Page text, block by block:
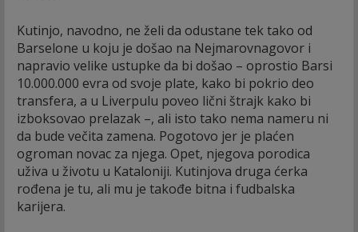
Kutinjo, navodno, ne želi da odustane tek tako od
Barselone u koju je došao na Nejmarovnagovor i
napravio velike ustupke da bi došao – oprostio Barsi
10.000.000 evra od svoje plate, kako bi pokrio deo
transfera, a u Liverpulu poveo lični štrajk kako bi
izboksovao prelazak –, ali isto tako nema nameru ni
da bude večita zamena. Pogotovo jer je plaćen
ogroman novac za njega. Opet, njegova porodica
uživa u životu u Kataloniji. Kutinjova druga ćerka
rođena je tu, ali mu je takođe bitna i fudbalska
karijera.